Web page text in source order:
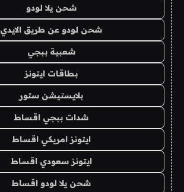
شحن يلا لودو
شحن لودو عن طريق الايدي
شعبية ببجي
بطاقات ايتونز
بلايستيشن ستور
شدات ببجي اقساط
ايتونز امريكي اقساط
ايتونز سعودي اقساط
شحن يلا لودو اقساط